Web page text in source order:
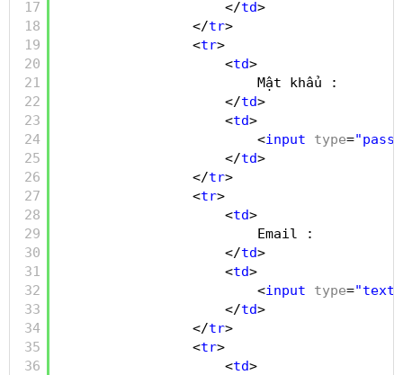
17
18
19
20
21
22
23
24
25
26
27
28
29
30
31
32
33
34
35
36
</td>
</tr>
<tr>
<td>
Mật khẩu :
</td>
<td>
<input type=
</td>
</tr>
<tr>
<td>
Email :
</td>
<td>
<input type="text"
</td>
</tr>
<tr>
<td>